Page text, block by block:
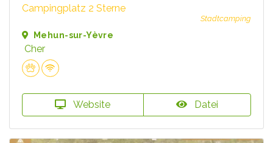
Campingplatz 2 Sterne
Stadtcamping
Mehun-sur-Yèvre
Cher
Website Datei